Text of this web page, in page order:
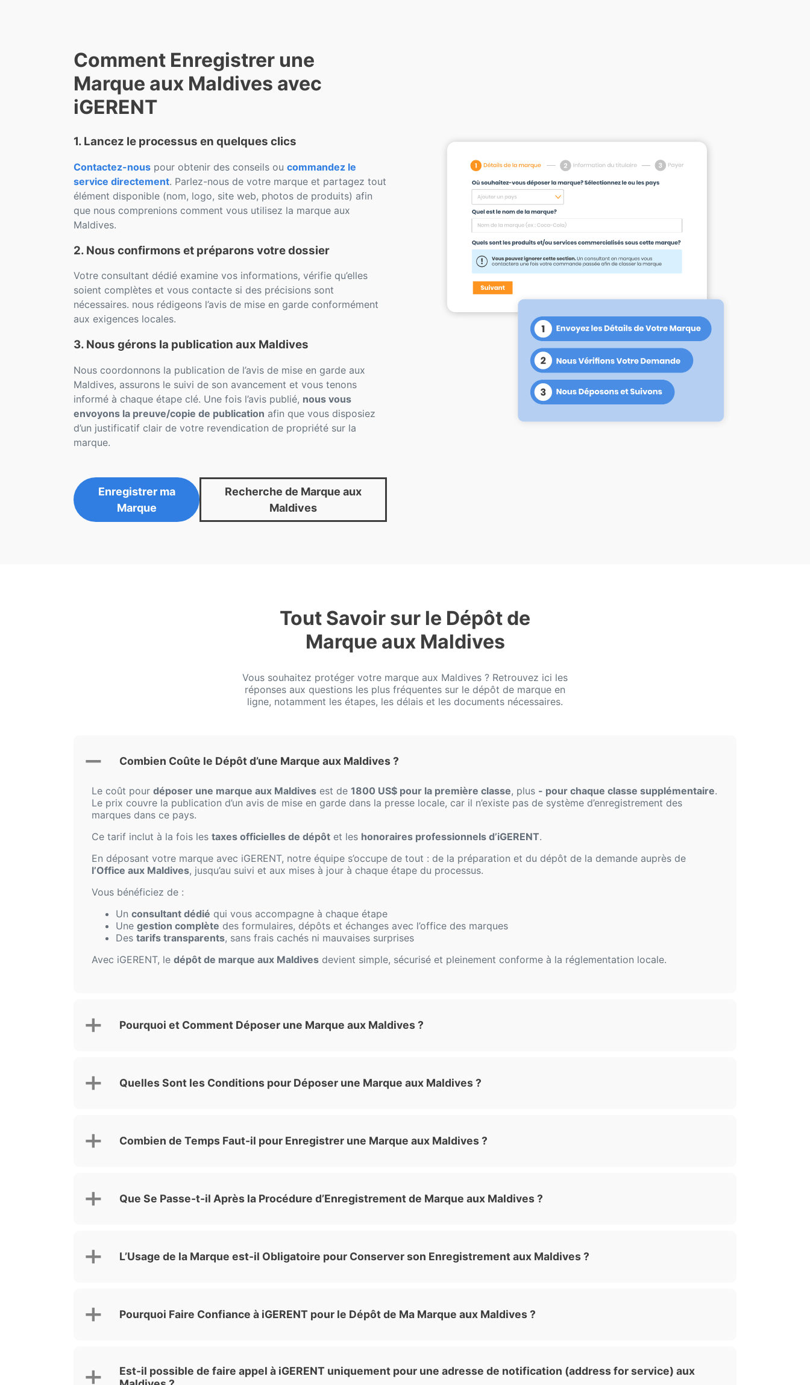
Comment Enregistrer une
Marque aux Maldives avec
iGERENT
1. Lancez le processus en quelques clics
Contactez-nous pour obtenir des conseils ou commandez le
service directement. Parlez-nous de votre marque et partagez tout
élément disponible (nom, logo, site web, photos de produits) afin
que nous comprenions comment vous utilisez la marque aux
Maldives.
2. Nous confirmons et préparons votre dossier
Votre consultant dédié examine vos informations, vérifie qu’elles
soient complètes et vous contacte si des précisions sont
nécessaires. nous rédigeons l’avis de mise en garde conformément
aux exigences locales.
3. Nous gérons la publication aux Maldives
Nous coordonnons la publication de l’avis de mise en garde aux
Maldives, assurons le suivi de son avancement et vous tenons
informé à chaque étape clé. Une fois l’avis publié, nous vous
envoyons la preuve/copie de publication afin que vous disposiez
d’un justificatif clair de votre revendication de propriété sur la
marque.
Enregistrer ma
Marque
Recherche de Marque aux
Maldives
Tout Savoir sur le Dépôt de
Marque aux Maldives
Vous souhaitez protéger votre marque aux Maldives ? Retrouvez ici les
réponses aux questions les plus fréquentes sur le dépôt de marque en
ligne, notamment les étapes, les délais et les documents nécessaires.
Combien Coûte le Dépôt d’une Marque aux Maldives ?
Le coût pour déposer une marque aux Maldives est de 1800 US$ pour la première classe, plus - pour chaque classe supplémentaire.
Le prix couvre la publication d’un avis de mise en garde dans la presse locale, car il n’existe pas de système d’enregistrement des
marques dans ce pays.
Ce tarif inclut à la fois les taxes officielles de dépôt et les honoraires professionnels d’iGERENT.
En déposant votre marque avec iGERENT, notre équipe s’occupe de tout : de la préparation et du dépôt de la demande auprès de
l’Office aux Maldives, jusqu’au suivi et aux mises à jour à chaque étape du processus.
Vous bénéficiez de :
Un consultant dédié qui vous accompagne à chaque étape
Une gestion complète des formulaires, dépôts et échanges avec l’office des marques
Des tarifs transparents, sans frais cachés ni mauvaises surprises
Avec iGERENT, le dépôt de marque aux Maldives devient simple, sécurisé et pleinement conforme à la réglementation locale.
Pourquoi et Comment Déposer une Marque aux Maldives ?
Quelles Sont les Conditions pour Déposer une Marque aux Maldives ?
Combien de Temps Faut-il pour Enregistrer une Marque aux Maldives ?
Que Se Passe-t-il Après la Procédure d’Enregistrement de Marque aux Maldives ?
L’Usage de la Marque est-il Obligatoire pour Conserver son Enregistrement aux Maldives ?
Pourquoi Faire Confiance à iGERENT pour le Dépôt de Ma Marque aux Maldives ?
Est-il possible de faire appel à iGERENT uniquement pour une adresse de notification (address for service) aux